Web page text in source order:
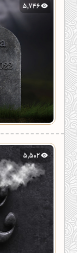
5,746
5,502